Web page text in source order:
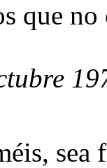
que no
sea